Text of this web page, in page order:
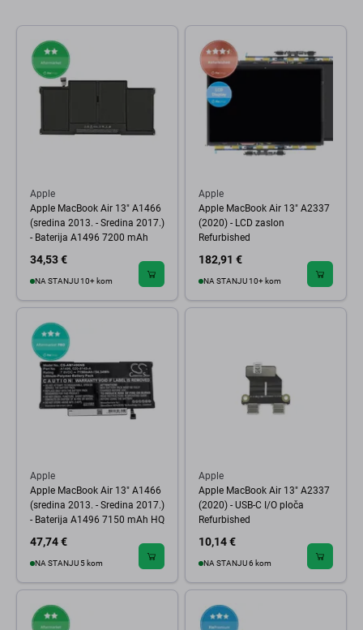
Apple
Apple MacBook Air 13" A1466
(sredina 2013. - Sredina 2017.)
- Baterija A1496 7200 mAh
34,53 €
NA STANJU 10+ kom
Apple
Apple MacBook Air 13" A2337
(2020) - LCD zaslon
Refurbished
182,91 €
NA STANJU 10+ kom
Apple
Apple MacBook Air 13" A1466
(sredina 2013. - Sredina 2017.)
- Baterija A1496 7150 mAh HQ
47,74 €
NA STANJU 5 kom
Apple
Apple MacBook Air 13" A2337
(2020) - USB-C I/O ploča
Refurbished
10,14 €
NA STANJU 6 kom